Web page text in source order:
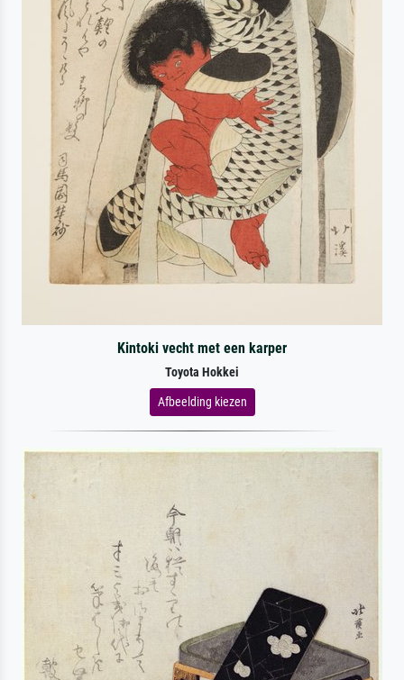
Kintoki vecht met een karper
Toyota Hokkei
Afbeelding kiezen